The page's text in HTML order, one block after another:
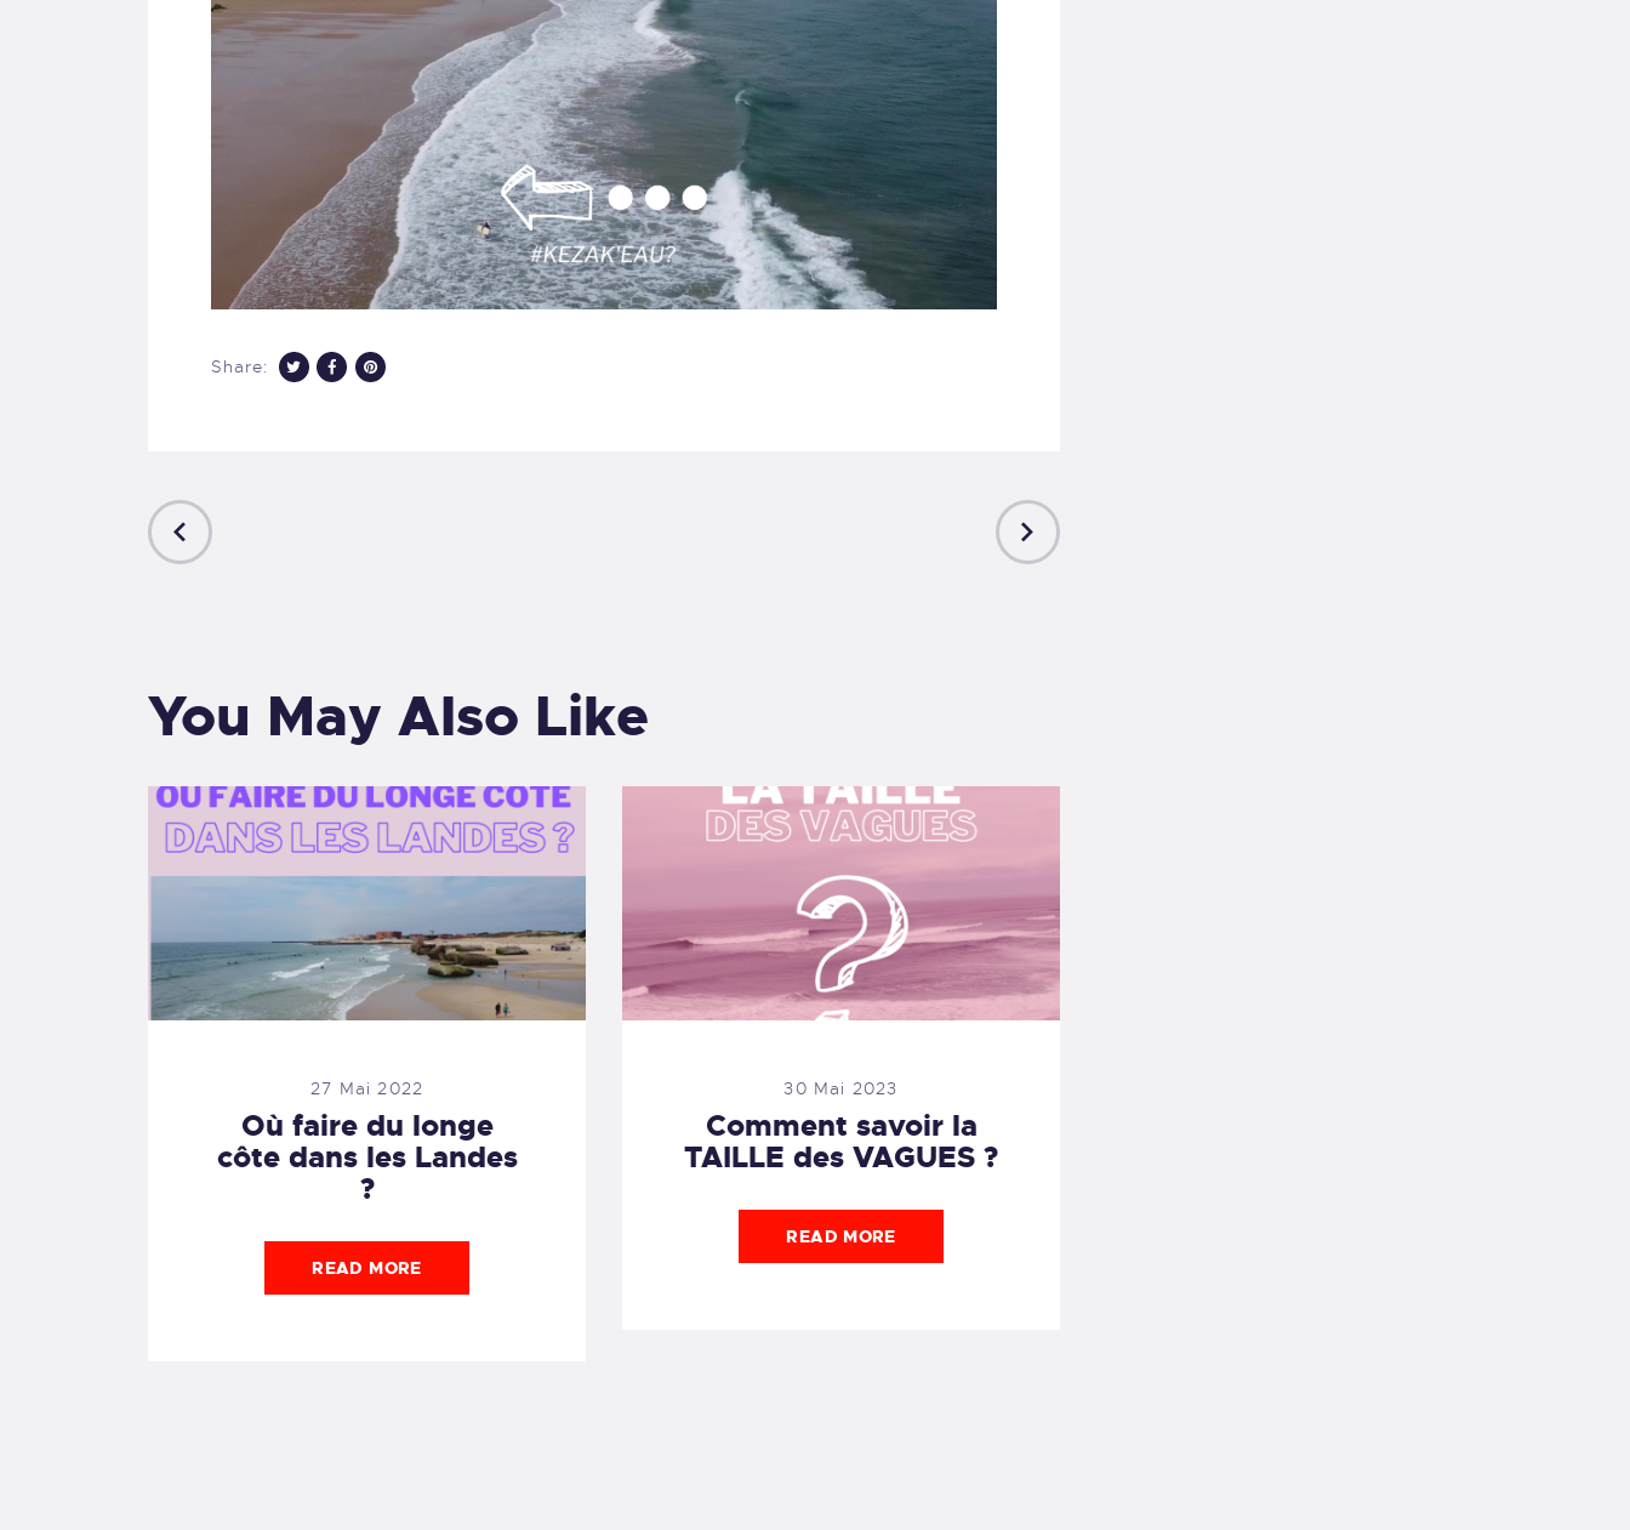
Share:
You May Also Like
27 Mai 2022
Où faire du longe
côte dans les Landes
?
READ MORE
30 Mai 2023
Comment savoir la
TAILLE des VAGUES ?
READ MORE